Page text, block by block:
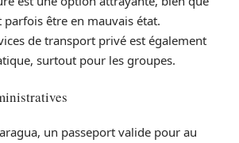
parfois être en mauvais état.
de transport privé est également
surtout pour les groupes.
un passeport valide pour au